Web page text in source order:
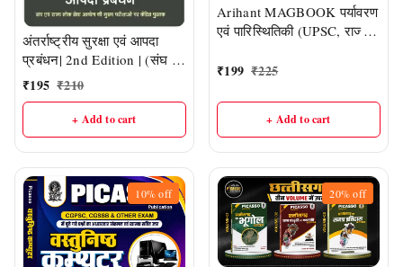
अंतर्राष्ट्रीय सुरक्षा एवं आपदा
प्रबंधन| 2nd Edition | (संघ एवं
राज्य लोक सेवा आयोग की मुख्य
परीक्षाओं पर केंद्रित) | Drishti
₹195 ₹210
+ Add to cart
Arihant MAGBOOK पर्यावरण
एवं पारिस्थितिकी (UPSC, राज्य
के लिए अत्यंत उपयोगी)
₹199 ₹225
+ Add to cart
10%off 20%off